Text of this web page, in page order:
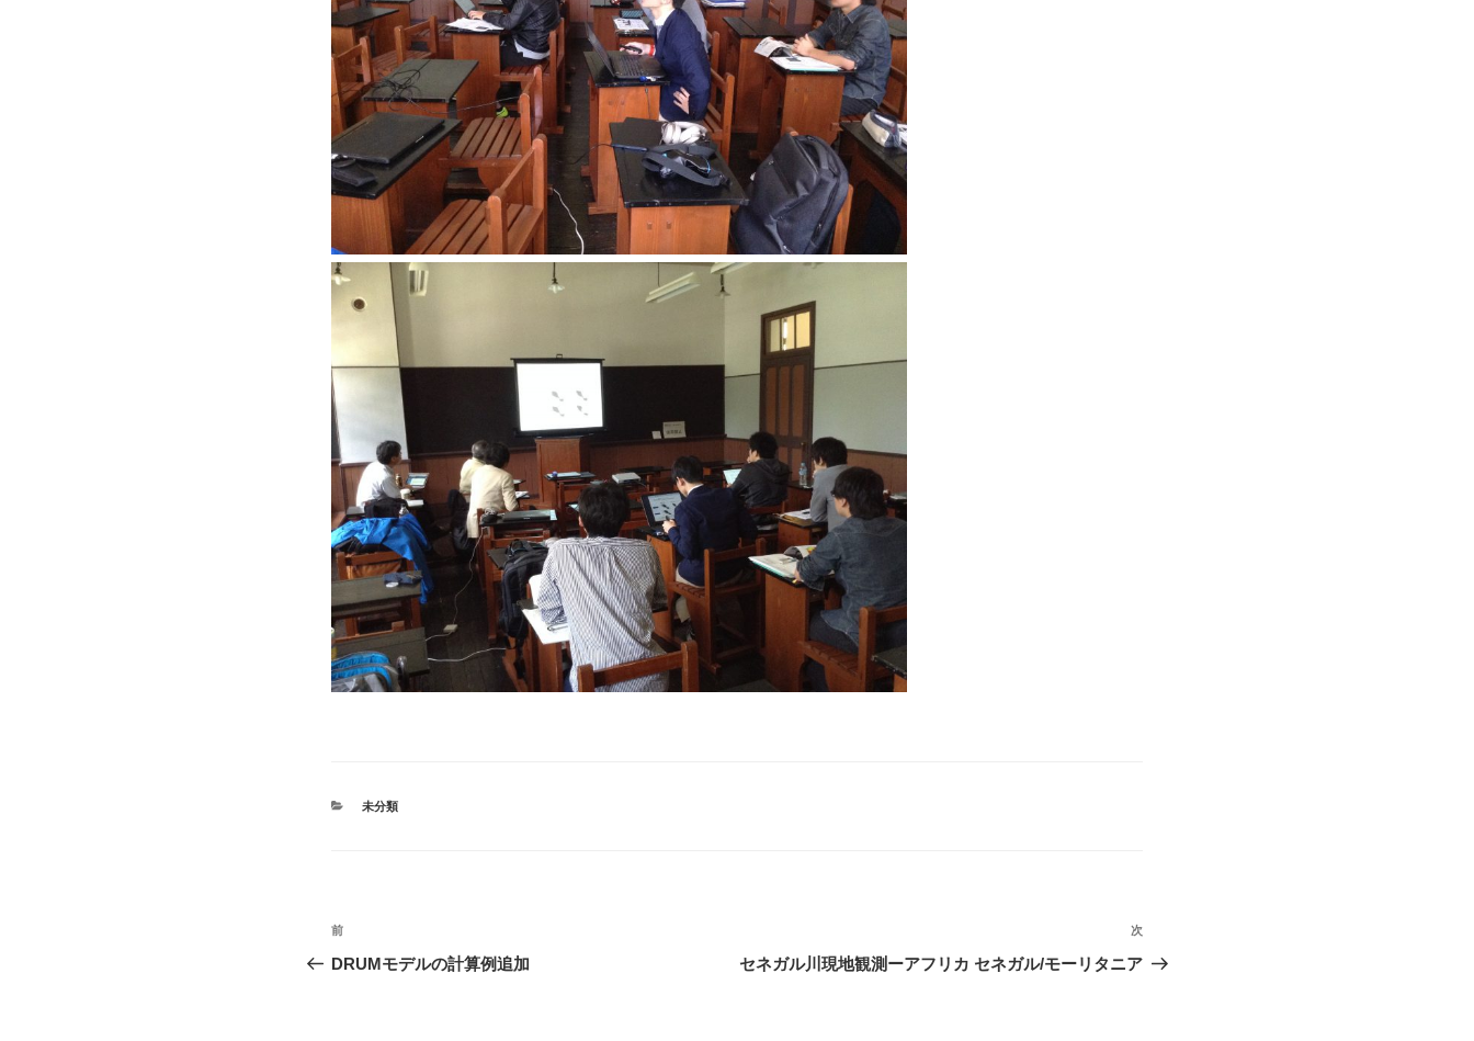
カ
未分類
投
稿
過
去
前
DRUMモデルの計算例追加
の
次
セネガル川現地観測ーアフリカ セネガル/モーリタニア